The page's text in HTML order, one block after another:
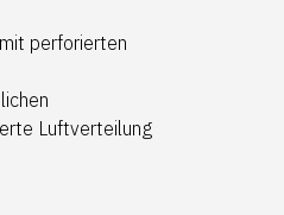
perforierten
Luftverteilung